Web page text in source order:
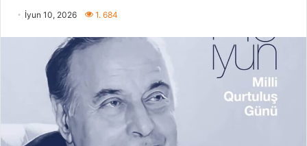
İyun 10, 2026 1. 684